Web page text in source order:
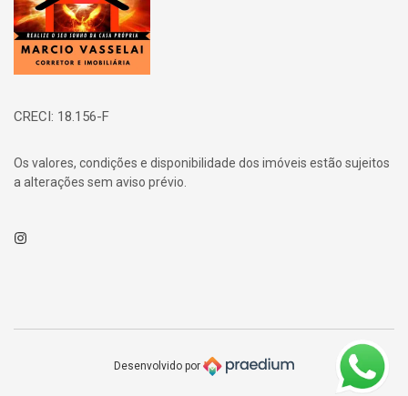
CRECI: 18.156-F
Os valores, condições e disponibilidade dos imóveis estão sujeitos
a alterações sem aviso prévio.
Instagram
Desenvolvido por